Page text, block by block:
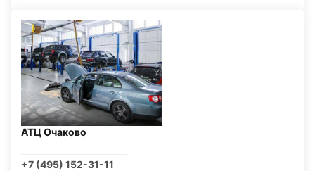
АТЦ Очаково
+7 (495) 152-31-11